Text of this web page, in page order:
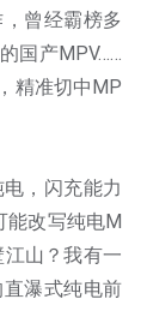
曾经霸榜多
国产MPV……
精准切中MP
，闪充能力
能改写纯电M
山？我有一
瀑式纯电前